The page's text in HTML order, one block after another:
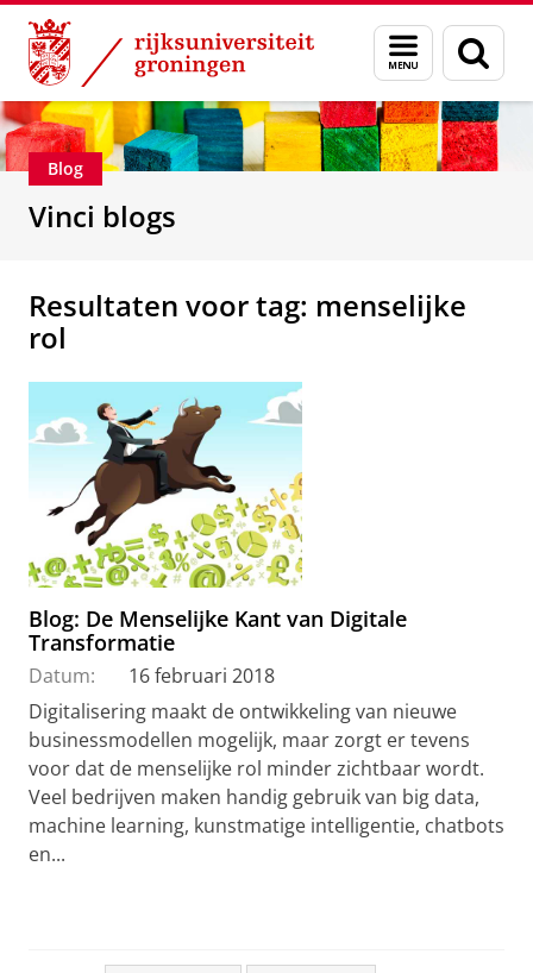
Skip
Content
Skip
Navigation
Menu
en
zoeken
Department of Innovation Management &
Blog
Vinci blogs
Resultaten voor tag: menselijke
rol
Blog: De Menselijke Kant van Digitale
Transformatie
Datum:
16 februari 2018
Digitalisering maakt de ontwikkeling van nieuwe
businessmodellen mogelijk, maar zorgt er tevens
voor dat de menselijke rol minder zichtbaar wordt.
Veel bedrijven maken handig gebruik van big data,
machine learning, kunstmatige intelligentie, chatbots
en...